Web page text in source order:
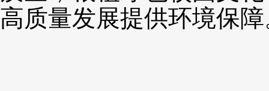
高质量发展提供环境保